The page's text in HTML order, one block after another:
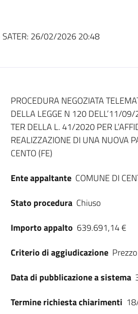
26/02/2026 20:48
Dati del bando
PROCEDURA NEGOZIATA
DELLA LEGGE N 120 DELL’11/09/
TER DELLA L. 41/2020 PER
REALIZZAZIONE DI UNA NUOVA
CENTO (FE)
Ente appaltante COMUNE DI
Stato procedura Chiuso
Importo appalto 639.691,14 €
Criterio di aggiudicazione
Data di pubblicazione a sistema
Termine richiesta chiarimenti